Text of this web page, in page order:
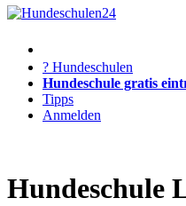
? Hundeschulen
Hundeschule gratis
Tipps
Anmelden
Hundeschule